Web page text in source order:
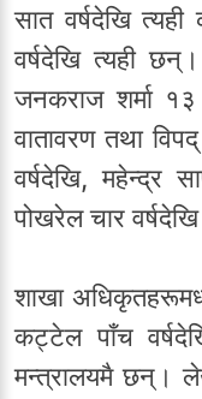
सात वर्षदेखि
वर्षदेखि त्यही
जनकराज शर्मा १३
वातावरण तथा
वर्षदेखि, महेन्द्र
पोखरेल चार
शाखा
कट्टेल पाँच
मन्त्रालयमै छन्।